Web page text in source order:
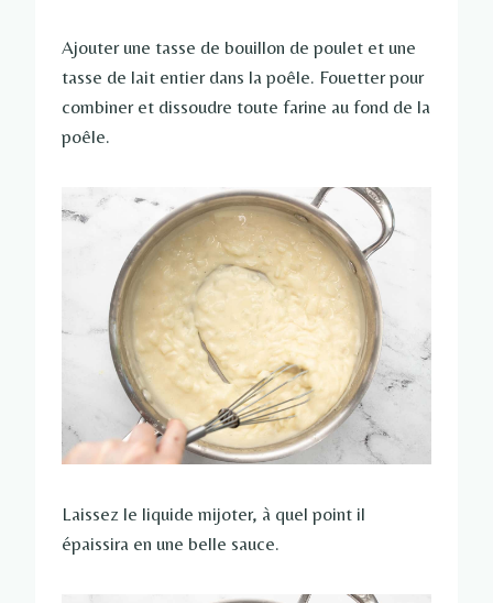
Ajouter une tasse de bouillon de poulet et une
tasse de lait entier dans la poêle. Fouetter pour
combiner et dissoudre toute farine au fond de la
poêle.
Laissez le liquide mijoter, à quel point il
épaissira en une belle sauce.